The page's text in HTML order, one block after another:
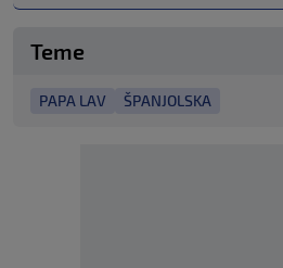
Teme
PAPA LAV ŠPANJOLSKA